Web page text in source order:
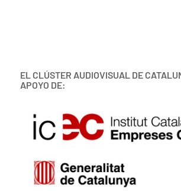
EL CLÚSTER AUDIOVISUAL DE
APOYO DE: